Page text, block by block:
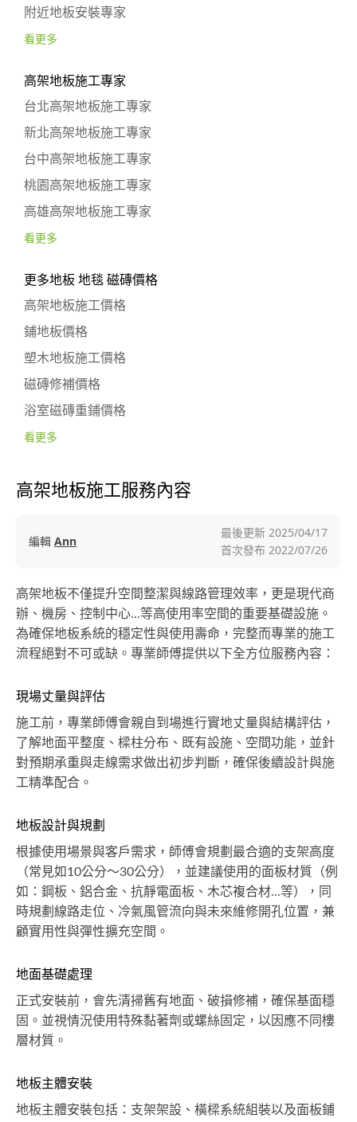
附近地板安裝專家
看更多
高架地板施工專家
台北高架地板施工專家
新北高架地板施工專家
台中高架地板施工專家
桃園高架地板施工專家
高雄高架地板施工專家
看更多
更多地板 地毯 磁磚價格
高架地板施工價格
鋪地板價格
塑木地板施工價格
磁磚修補價格
浴室磁磚重鋪價格
看更多
高架地板施工服務內容
編輯 Ann
最後更新 2025/04/17
首次發布 2022/07/26
高架地板不僅提升空間整潔與線路管理效率，更是現代商
辦、機房、控制中心...等高使用率空間的重要基礎設施。
為確保地板系統的穩定性與使用壽命，完整而專業的施工
流程絕對不可或缺。專業師傅提供以下全方位服務內容：
現場丈量與評估
施工前，專業師傅會親自到場進行實地丈量與結構評估，
了解地面平整度、樑柱分布、既有設施、空間功能，並針
對預期承重與走線需求做出初步判斷，確保後續設計與施
工精準配合。
地板設計與規劃
根據使用場景與客戶需求，師傅會規劃最合適的支架高度
（常見如10公分～30公分），並建議使用的面板材質（例
如：鋼板、鋁合金、抗靜電面板、木芯複合材...等），同
時規劃線路走位、冷氣風管流向與未來維修開孔位置，兼
顧實用性與彈性擴充空間。
地面基礎處理
正式安裝前，會先清掃舊有地面、破損修補，確保基面穩
固。並視情況使用特殊黏著劑或螺絲固定，以因應不同樓
層材質。
地板主體安裝
地板主體安裝包括：支架架設、橫樑系統組裝以及面板鋪